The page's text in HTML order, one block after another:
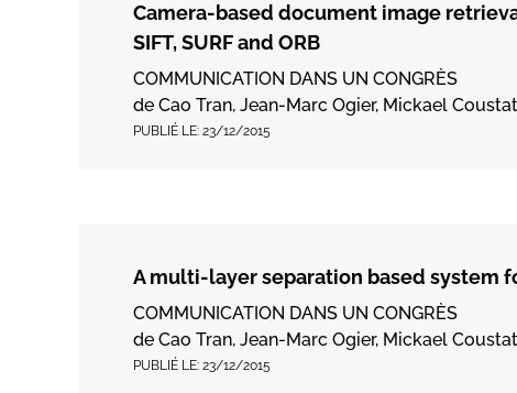
Camera-based document image
SIFT, SURF and ORB
COMMUNICATION DANS UN CONGRÈS
de Cao Tran, Jean-Marc Ogier, Mickael
PUBLIÉ LE: 23/12/2015
A multi-layer separation based system
COMMUNICATION DANS UN CONGRÈS
de Cao Tran, Jean-Marc Ogier, Mickael
PUBLIÉ LE: 23/12/2015